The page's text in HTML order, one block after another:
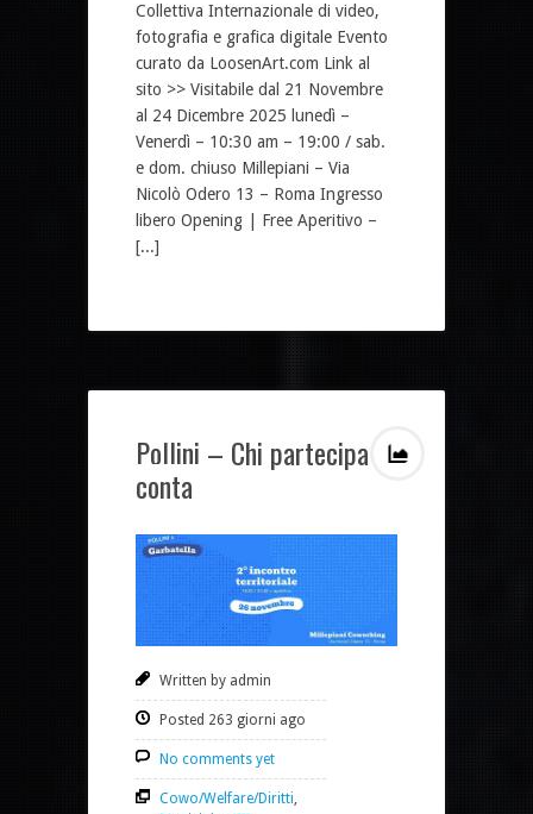
Collettiva Internazionale di video,
fotografia e grafica digitale Evento
curato da LoosenArt.com Link al
sito >> Visitabile dal 21 Novembre
al 24 Dicembre 2025 lunedì –
Venerdì – 10:30 am – 19:00 / sab.
e dom. chiuso Millepiani – Via
Nicolò Odero 13 – Roma Ingresso
libero Opening | Free Aperitivo –
[...]
Pollini – Chi partecipa
conta
Written by admin
Posted 263 giorni ago
No comments yet
Cowo/Welfare/Diritti